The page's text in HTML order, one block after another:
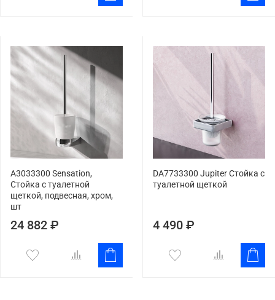
A3033300 Sensation,
Стойка с туалетной
щеткой, подвесная, хром,
шт
24 882 ₽
DA7733300 Jupiter Стойка с
туалетной щеткой
4 490 ₽